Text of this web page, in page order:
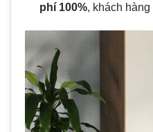
phí 100%, khách